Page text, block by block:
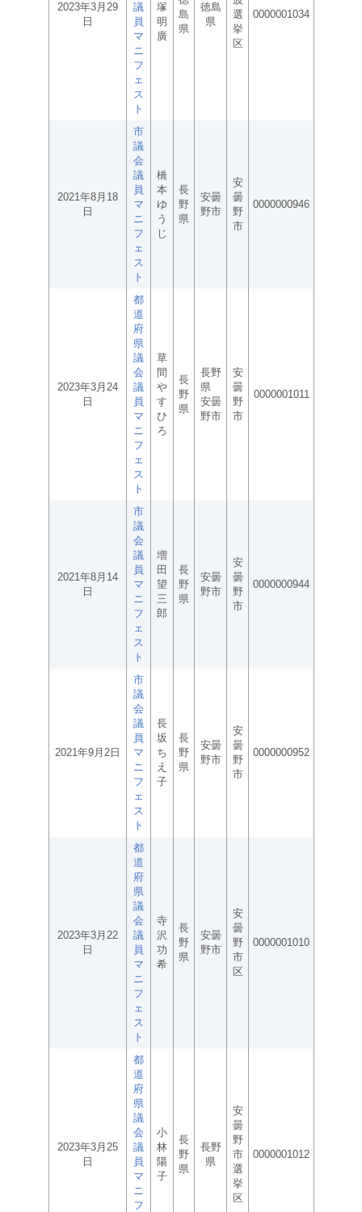
2023年3月29
日
議
員
マ
ニ
フ
ェ
ス
ト
塚
明
廣
島
県
徳島
県
選
挙
区
0000001034
2021年8月18
日
市
議
会
議
員
マ
ニ
フ
ェ
ス
ト
橋
本
ゆ
う
じ
長
野
県
安曇
野市
安
曇
野
市
0000000946
2023年3月24
日
都
道
府
県
議
会
議
員
マ
ニ
フ
ェ
ス
ト
草
間
や
す
ひ
ろ
長
野
県
長野
県
安曇
野市
安
曇
野
市
0000001011
2021年8月14
日
市
議
会
議
員
マ
ニ
フ
ェ
ス
ト
増
田
望
三
郎
長
野
県
安曇
野市
安
曇
野
市
0000000944
2021年9月2日
市
議
会
議
員
マ
ニ
フ
ェ
ス
ト
長
坂
ち
え
子
長
野
県
安曇
野市
安
曇
野
市
0000000952
2023年3月22
日
都
道
府
県
議
会
議
員
マ
ニ
フ
ェ
ス
ト
寺
沢
功
希
長
野
県
安曇
野市
安
曇
野
市
区
0000001010
2023年3月25
日
都
道
府
県
議
会
議
員
マ
ニ
フ
小
林
陽
子
長
野
県
長野
県
安
曇
野
市
選
挙
区
0000001012